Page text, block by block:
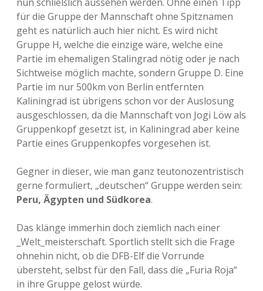
für die Gruppe der Mannschaft ohne Spitznamen
geht es natürlich auch hier nicht. Es wird nicht
Gruppe H, welche die einzige wäre, welche eine
Partie im ehemaligen Stalingrad nötig oder je nach
Sichtweise möglich machte, sondern Gruppe D. Eine
Partie im nur 500km von Berlin entfernten
Kaliningrad ist übrigens schon vor der Auslosung
ausgeschlossen, da die Mannschaft von Jogi Löw als
Gruppenkopf gesetzt ist, in Kaliningrad aber keine
Partie eines Gruppenkopfes vorgesehen ist.
Gegner in dieser, wie man ganz teutonozentristisch
gerne formuliert, „deutschen“ Gruppe werden sein:
Peru, Ägypten und Südkorea.
Das klänge immerhin doch ziemlich nach einer
_Welt_meisterschaft. Sportlich stellt sich die Frage
ohnehin nicht, ob die DFB-Elf die Vorrunde
übersteht, selbst für den Fall, dass die „Furia Roja“
in ihre Gruppe gelost würde.